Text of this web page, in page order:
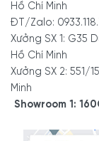
tiện lợi với ngăn
nhân và tài liệu
3.2. Bàn làm việc
Mẫu bàn này có
cho không gian
và ngăn kéo phía
Hồ Chí Minh
ĐT/Zalo:
Xưởng SX 1: G35
Hồ Chí Minh
Xưởng SX 2: 551/
Minh
Showroom 1: